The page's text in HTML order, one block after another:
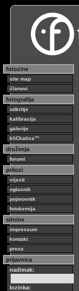
fotozine
site map
članovi
fotografija
odkritje
kalibracija
galerije
kliCkalica™
druženja
forumi
prilozi
vijesti
oglasnik
pojmovnik
fotokemija
sitnine
impressum
kontakt
press
prijavnica
nadimak:
lozinka: